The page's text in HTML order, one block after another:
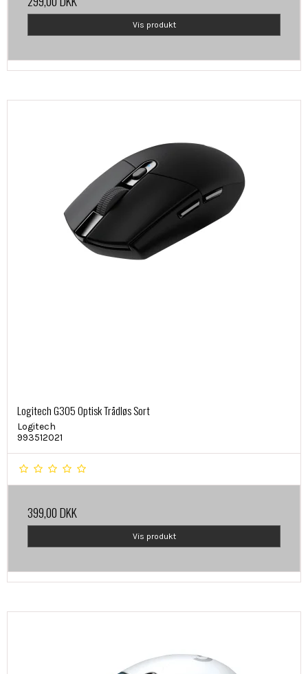
Vis produkt
Logitech G305 Optisk Trådløs Sort
Logitech
993512021
399,00 DKK
Vis produkt